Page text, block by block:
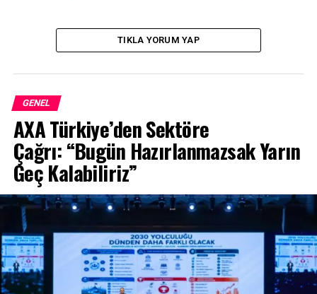
TIKLA YORUM YAP
GENEL
AXA Türkiye’den Sektöre
Çağrı: “Bugün Hazırlanmazsak Yarın
Geç Kalabiliriz”